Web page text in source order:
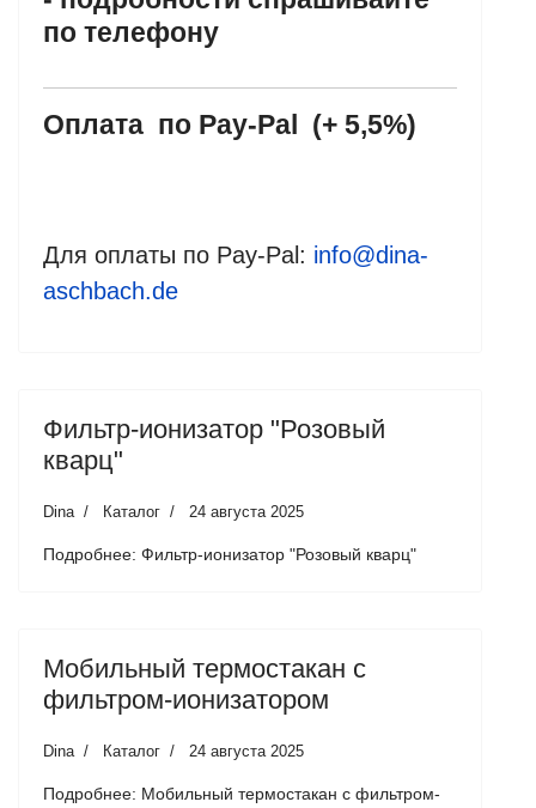
по телефону
Оплата по Pay-Pal (+ 5,5%)
Для оплаты по Pay-Pal: info@dina-
aschbach.de
Фильтр-ионизатор "Розовый
кварц"
Dina Каталог 24 августа 2025
Подробнее: Фильтр-ионизатор "Розовый кварц"
Мобильный термостакан с
фильтром-ионизатором
Dina Каталог 24 августа 2025
Подробнее: Мобильный термостакан с фильтром-